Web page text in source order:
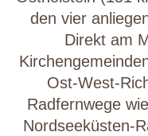
den vier
Direkt am
Ost-West-
Radfernwege
Nordseeküsten-